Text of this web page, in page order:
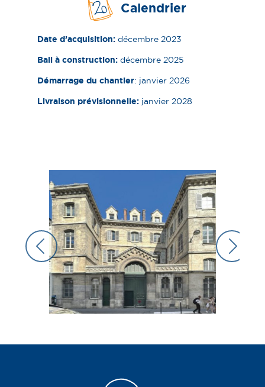
Calendrier
Date d’acquisition :décembre 2023
Bail à construction :décembre 2025
Démarrage du chantier: janvier 2026
Livraison prévisionnelle : janvier 2028